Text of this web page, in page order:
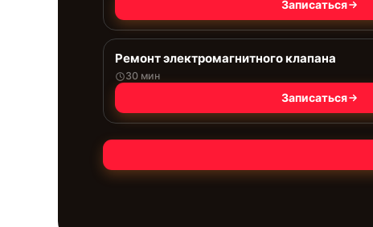
Записаться
Ремонт электромагнитного клапана
30 мин
Записаться